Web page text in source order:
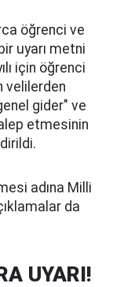
öğrenci ve
uyarı metni
için öğrenci
velilerden
gider" ve
etmesinin
adına Milli
da
UYARI!